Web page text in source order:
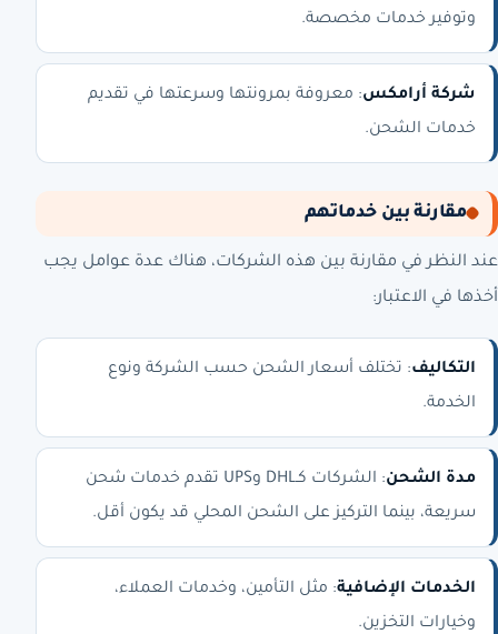
وتوفير خدمات مخصصة.
شركة أرامكس: معروفة بمرونتها وسرعتها في تقديم
خدمات الشحن.
مقارنة بين خدماتهم
عند النظر في مقارنة بين هذه الشركات، هناك عدة عوامل يجب
أخذها في الاعتبار:
التكاليف: تختلف أسعار الشحن حسب الشركة ونوع
الخدمة.
مدة الشحن
: الشركات كـDHL وUPS تقدم خدمات شحن
سريعة، بينما التركيز على الشحن المحلي قد يكون أقل.
الخدمات الإضافية: مثل التأمين، وخدمات العملاء،
وخيارات التخزين.